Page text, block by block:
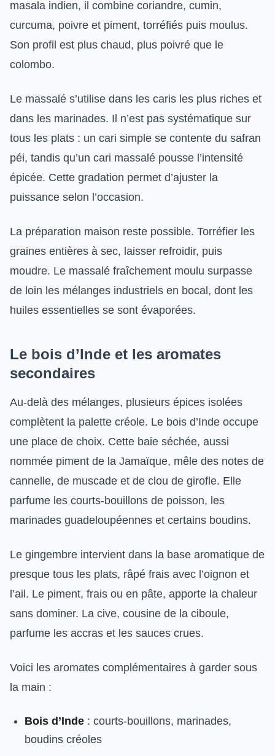
masala indien, il combine coriandre, cumin,
curcuma, poivre et piment, torréfiés puis moulus.
Son profil est plus chaud, plus poivré que le
colombo.
Le massalé s’utilise dans les caris les plus riches et
dans les marinades. Il n’est pas systématique sur
tous les plats : un cari simple se contente du safran
péi, tandis qu’un cari massalé pousse l’intensité
épicée. Cette gradation permet d’ajuster la
puissance selon l’occasion.
La préparation maison reste possible. Torréfier les
graines entières à sec, laisser refroidir, puis
moudre. Le massalé fraîchement moulu surpasse
de loin les mélanges industriels en bocal, dont les
huiles essentielles se sont évaporées.
Le bois d’Inde et les aromates
secondaires
Au-delà des mélanges, plusieurs épices isolées
complètent la palette créole. Le bois d’Inde occupe
une place de choix. Cette baie séchée, aussi
nommée piment de la Jamaïque, mêle des notes de
cannelle, de muscade et de clou de girofle. Elle
parfume les courts-bouillons de poisson, les
marinades guadeloupéennes et certains boudins.
Le gingembre intervient dans la base aromatique de
presque tous les plats, râpé frais avec l’oignon et
l’ail. Le piment, frais ou en pâte, apporte la chaleur
sans dominer. La cive, cousine de la ciboule,
parfume les accras et les sauces crues.
Voici les aromates complémentaires à garder sous
la main :
Bois d’Inde : courts-bouillons, marinades,
boudins créoles